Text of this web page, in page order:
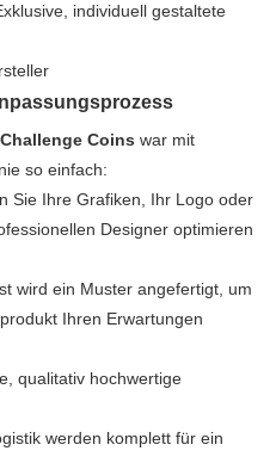
individuell gestaltete
Coins war mit
so einfach:
Sie Ihre Grafiken, Ihr Logo oder
Designer optimieren
wird ein Muster angefertigt, um
Ihren Erwartungen
qualitativ hochwertige
werden komplett für ein